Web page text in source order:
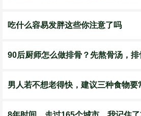
吃什么容易发胖这些你注意了吗